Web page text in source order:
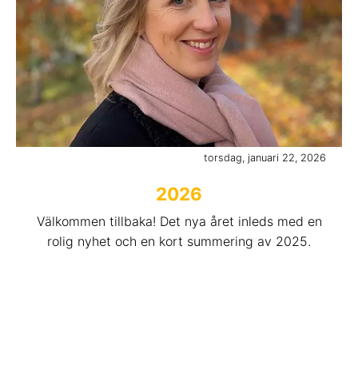
torsdag, januari 22, 2026
2026
Välkommen tillbaka! Det nya året inleds med en
rolig nyhet och en kort summering av 2025.